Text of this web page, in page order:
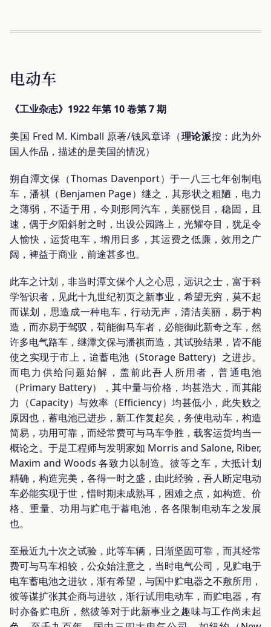
电动车
《工业杂志》1922 年第 10 卷第 7 期
美国 Fred M. Kimball 原著/钱凤章译（理论派按：此为外
国人作品，描述的是美国的情况）
朔自潭文保（Thomas Davenport）于一八三七年创制电
车，潘祺（Benjamen Page）继之，其形状之粗陋，电力
之薄弱，不适于用，今则形同汽车，美丽悦目，稳固，且
速，偶于夕阳斜射之时，出设公园路上，光耀夺目，犹足令
人愉快，运货电车，增用日多，其运费之低廉，效用之广
阔，裨益于商业，前途甚多也。
此车之计划，非当时潭文保个人之心思，远识之士，富于科
学智识者，见此十九世纪初页之新事业，希望无穷，莫不起
而谋划，思造成一种电车，行动无声，清洁美丽，易于构
造，而亦易于驾驭，苟能御马车者，必能御此新奇之车，然
许多电气路车，继潭文保与潘祺而造，其试验结果，皆不能
使之实现于市上，迨蓄电池（Storage Battery）之进步。
而电力供给问题始解，盖前此吾人所用者，普通电池
（Primary Battery），其中量与价格，均甚浩大，而其能
力（Capacity）与效率（Efficiency）均甚低小，此失败之
原因也，蓄电池已进步，新工作复起矣，务使电动车，构造
简易，功用可靠，而经常费可与马车争胜，载客运货均当一
概论之。于是工程师与发明家如 Morris and Salone, Riber,
Maxim and Woods 各致力以制造。彼等之车，大抵计划
精确，构造完美，各得一时之盛，由此经验，吾人断定电动
车必能实现于世，惜时期未成熟耳，困难之点，如构造、价
格、重量、功用与贮电于蓄电池，各各限制电动车之发展
也。
至最近九十次之试验，此等车辆，日渐坚固可靠，而其经常
费可与马车相较，公众始注意之，当时电气公司，见贮电于
电车蓄电池之进欤，渐有希望，与国中贮电器之不敷所用，
彼等谋扩张其企商与进欤，渐行试用电动车，而贮电器，有
时亦备贮电所，然彼等对于此新事业之趣味与工作尚未起